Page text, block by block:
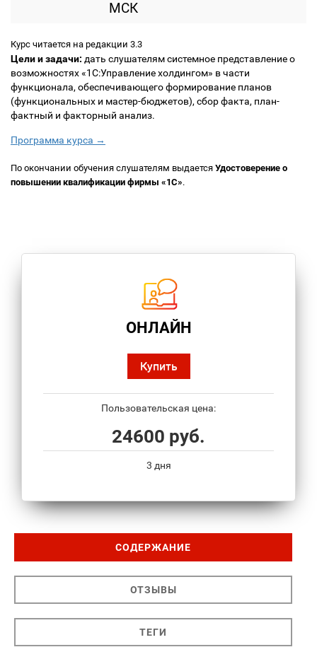
МСК
Курс читается на редакции 3.3
Цели и задачи: дать слушателям системное представление о
возможностях «1С:Управление холдингом» в части
функционала, обеспечивающего формирование планов
(функциональных и мастер-бюджетов), сбор факта, план-
фактный и факторный анализ.
Программа курса →
По окончании обучения слушателям выдается Удостоверение о
повышении квалификации фирмы «1С».
ОНЛАЙН
Купить
Пользовательская цена:
24600 руб.
3 дня
СОДЕРЖАНИЕ
ОТЗЫВЫ
ТЕГИ